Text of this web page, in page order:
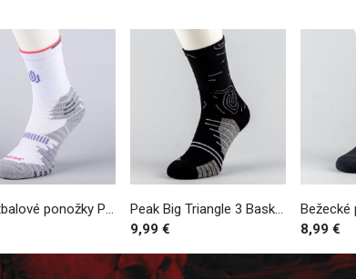
Basketbalové ponožky PEAK Andrew Wiggins WHITE/LT.MELANGE GREY
Peak Big Triangle 3 Basketball Socks Black
9,99 €
8,99 €